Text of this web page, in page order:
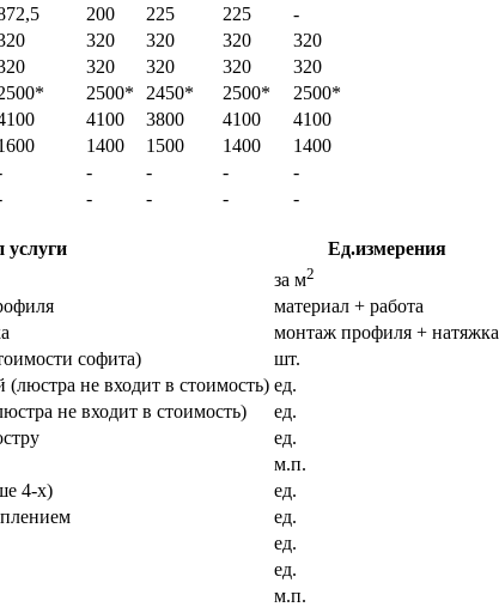
200 225 225
-
320 320 320
320
320 320 320
320
2500* 2450* 2500*
2500*
4100 3800 4100
4100
1400 1500 1400
1400
- - -
-
- - -
-
услуги
Ед.измерения
за м2
материал + работа
монтаж профиля + натяжка
софита)
шт.
не входит в стоимость) ед.
не входит в стоимость)
ед.
ед.
м.п.
4-х)
ед.
ед.
ед.
ед.
м.п.